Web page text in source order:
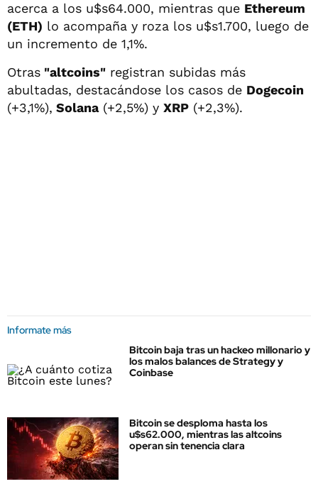
acerca a los u$s64.000, mientras que Ethereum
(ETH) lo acompaña y roza los u$s1.700, luego de
un incremento de 1,1%.
Otras "altcoins" registran subidas más
abultadas, destacándose los casos de Dogecoin
(+3,1%), Solana(+2,5%) y XRP (+2,3%).
Informate más
Bitcoin baja tras un hackeo millonario y
los malos balances de Strategy y
Coinbase
Bitcoin se desploma hasta los
u$s62.000, mientras las altcoins
operan sin tenencia clara